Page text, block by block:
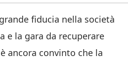
fiducia nella società
e la gara da recuperare
ancora convinto che la